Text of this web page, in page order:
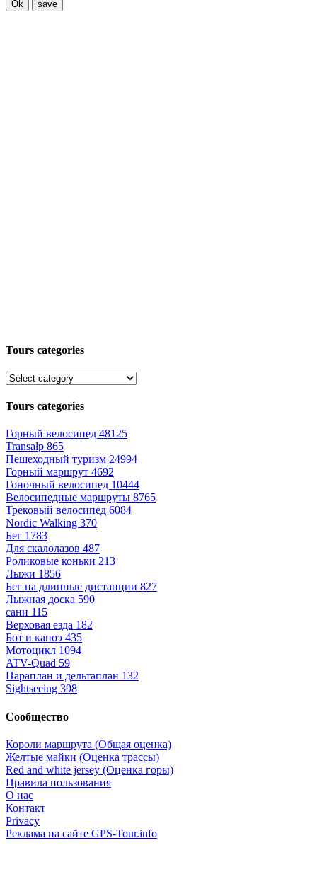
Ok save
Tours categories
Tours categories
Горный велосипед 48125
Transalp 865
Пешеходный туризм 24994
Горный маршрут 4692
Гоночный велосипед 10444
Велосипедные маршруты 8765
Трековый велосипед 6084
Nordic Walking 370
Бег 1783
Для скалолазов 487
Роликовые коньки 213
Лыжи 1856
Бег на длинные дистанции 827
Лыжная доска 590
сани 115
Верховая езда 182
Бот и каноэ 435
Мотоцикл 1094
ATV-Quad 59
Параплан и дельтаплан 132
Sightseeing 398
Сообщество
Короли маршрута (Общая оценка)
Желтые майки (Оценка трассы)
Red and white jersey (Оценка горы)
Правила пользования
О нас
Контакт
Privacy
Реклама на сайте GPS-Tour.info